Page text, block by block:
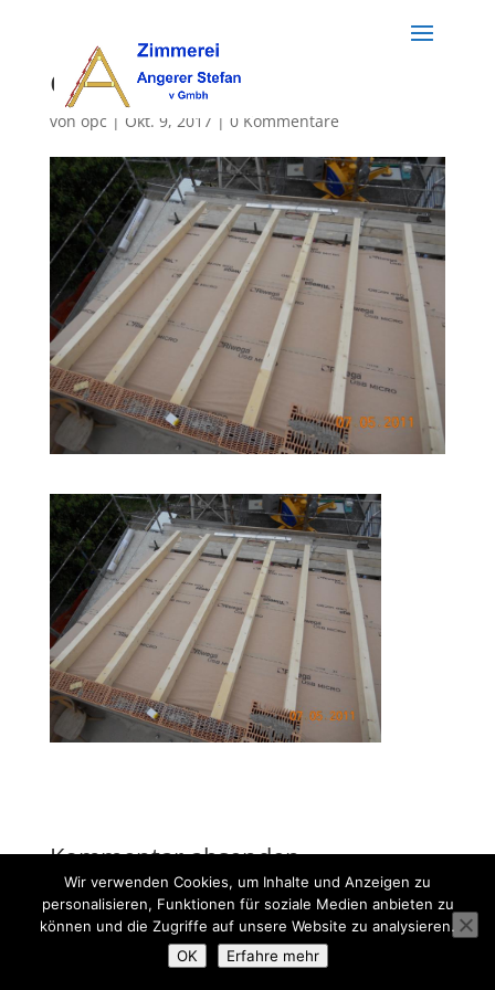
dach (21)
von opc | Okt. 9, 2017 | 0 Kommentare
Kommentar absenden
Du musstangemeldetsein, um einen Kommentar
abzugeben.
Wir verwenden Cookies, um Inhalte und Anzeigen zu
personalisieren, Funktionen für soziale Medien anbieten zu
können und die Zugriffe auf unsere Website zu analysieren.
OK
Erfahre mehr